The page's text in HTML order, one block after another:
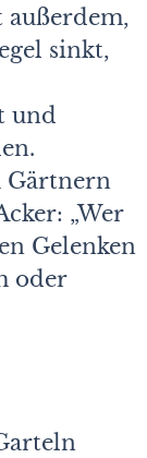
außerdem,
sinkt,
und
Gärtnern
„Wer
Gelenken
oder